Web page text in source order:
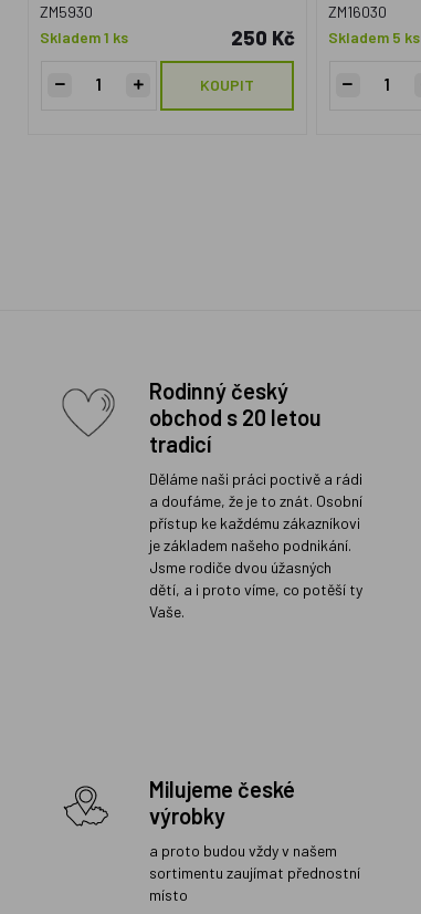
ZM5930
Skladem 1 ks
250 Kč
KOUPIT
ZM16030
Skladem 5 ks
Rodinný český
obchod s 20 letou
tradicí
Děláme naši práci poctivě a rádi
a doufáme, že je to znát. Osobní
přístup ke každému zákazníkovi
je základem našeho podnikání.
Jsme rodiče dvou úžasných
dětí, a i proto víme, co potěší ty
Vaše.
Milujeme české
výrobky
a proto budou vždy v našem
sortimentu zaujímat přednostní
místo